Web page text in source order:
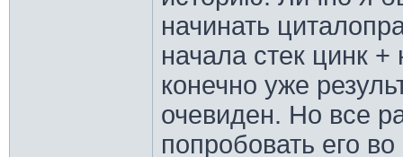
начинать
начала стек цинк
конечно уже
очевиден. Но все
попробовать его